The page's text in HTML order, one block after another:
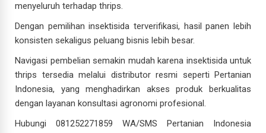
menyeluruh terhadap thrips.
Dengan pemilihan insektisida terverifikasi, hasil panen lebih
konsisten sekaligus peluang bisnis lebih besar.
Navigasi pembelian semakin mudah karena insektisida untuk
thrips tersedia melalui distributor resmi seperti Pertanian
Indonesia, yang menghadirkan akses produk berkualitas
dengan layanan konsultasi agronomi profesional.
Hubungi 081252271859 WA/SMS Pertanian Indonesia